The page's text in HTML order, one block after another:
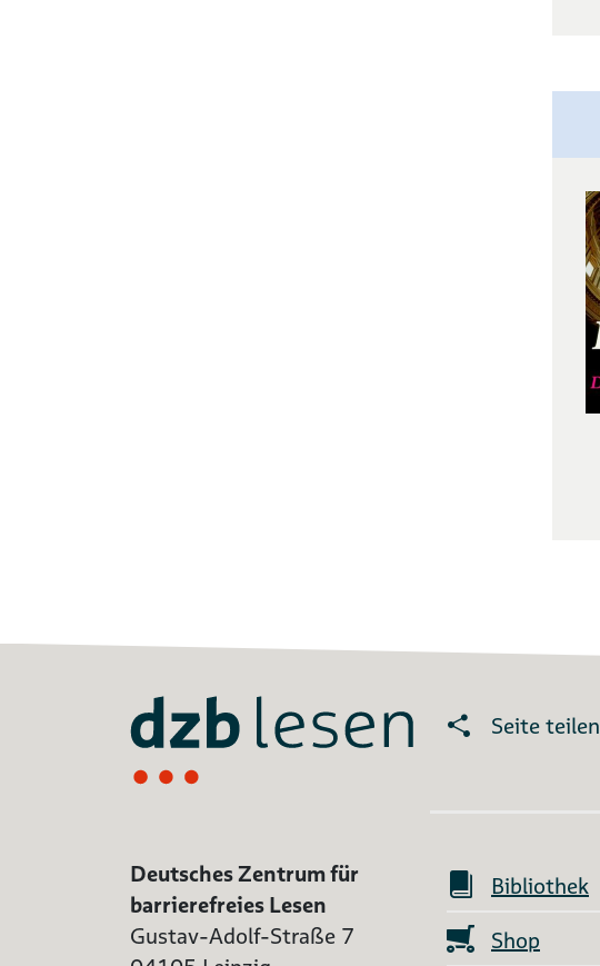
Seite teilen
Deutsches Zentrum für
barrierefreies Lesen
Gustav-Adolf-Straße 7
Bibliothek
Shop